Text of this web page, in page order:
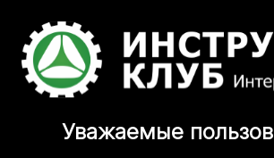
Уважаемые